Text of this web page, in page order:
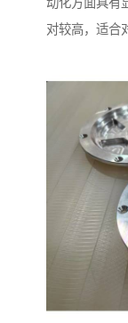
动化方面具有
对较高，适合